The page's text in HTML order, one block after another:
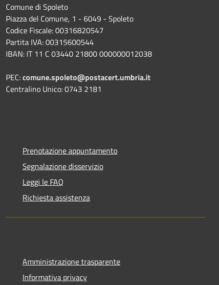
Comune di Spoleto
Piazza del Comune, 1 - 6049 - Spoleto
Codice Fiscale: 00316820547
Partita IVA: 00315600544
IBAN: IT 11 C 03440 21800 000000012038
PEC:comune.spoleto@postacert.umbria.it
Centralino Unico: 0743 2181
Prenotazione appuntamento
Segnalazione disservizio
Leggi le FAQ
Richiesta assistenza
Amministrazione trasparente
Informativa privacy